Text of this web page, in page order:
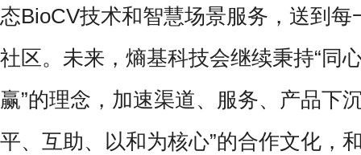
态BioCV技术和智慧场景服务，送到每
社区。未来，熵基科技会继续秉持“同
赢”的理念，加速渠道、服务、产品下
平、互助、以和为核心”的合作文化，